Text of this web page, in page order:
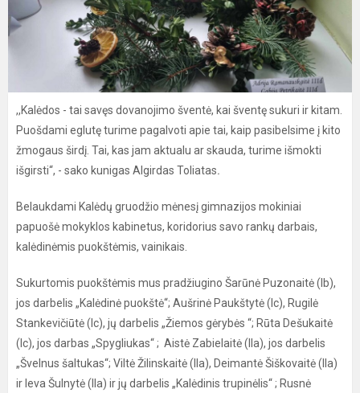
,,Kalėdos - tai savęs dovanojimo šventė, kai šventę sukuri ir kitam.
Puošdami eglutę turime pagalvoti apie tai, kaip pasibelsime į kito
žmogaus širdį. Tai, kas jam aktualu ar skauda, turime išmokti
išgirsti“, - sako kunigas Algirdas Toliatas.
Belaukdami Kalėdų gruodžio mėnesį gimnazijos mokiniai
papuošė mokyklos kabinetus, koridorius savo rankų darbais,
kalėdinėmis puokštėmis, vainikais.
Sukurtomis puokštėmis mus pradžiugino Šarūnė Puzonaitė (Ib),
jos darbelis „Kalėdinė puokštė“; Aušrinė Paukštytė (Ic), Rugilė
Stankevičiūtė (Ic), jų darbelis „Žiemos gėrybės “; Rūta Dešukaitė
(Ic), jos darbas „Spygliukas“ ; Aistė Zabielaitė (IIa), jos darbelis
„Švelnus šaltukas“; Viltė Žilinskaitė (IIa), Deimantė Šiškovaitė (IIa)
ir Ieva Šulnytė (IIa) ir jų darbelis „Kalėdinis trupinėlis“ ; Rusnė